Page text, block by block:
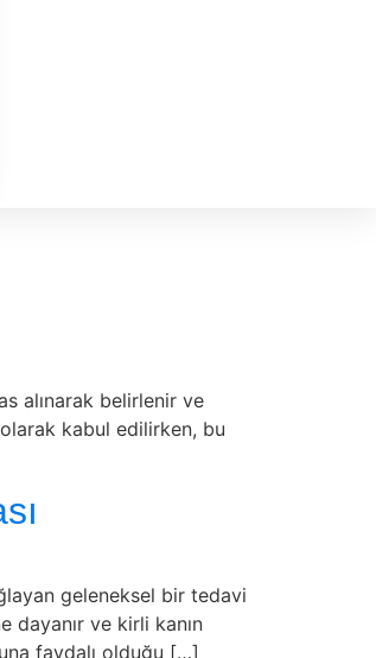
alınarak belirlenir ve
kabul edilirken, bu
geleneksel bir tedavi
dayanır ve kirli kanın
faydalı olduğu […]